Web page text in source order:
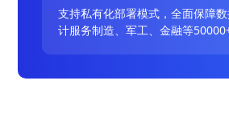
支持私有化部署模式，全面保障
计服务制造、军工、金融等